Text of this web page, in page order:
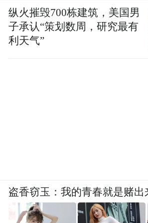
纵火摧毁700栋建筑，美国男
子承认“策划数周，研究最有
利天气”
盗香窃玉：我的青春就是赌出